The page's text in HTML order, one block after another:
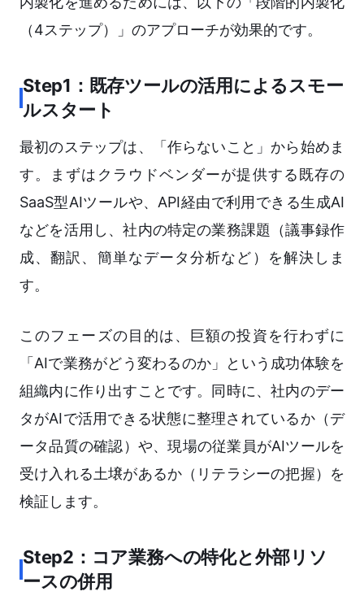
（4ステップ）」のアプローチが効果的です。
Step1：既存ツールの活用によるスモー
ルスタート
最初のステップは、「作らないこと」から始めま
す。まずはクラウドベンダーが提供する既存の
SaaS型AIツールや、API経由で利用できる生成AI
などを活用し、社内の特定の業務課題（議事録作
成、翻訳、簡単なデータ分析など）を解決しま
す。
このフェーズの目的は、巨額の投資を行わずに
「AIで業務がどう変わるのか」という成功体験を
組織内に作り出すことです。同時に、社内のデー
タがAIで活用できる状態に整理されているか（デ
ータ品質の確認）や、現場の従業員がAIツールを
受け入れる土壌があるか（リテラシーの把握）を
検証します。
Step2：コア業務への特化と外部リソ
ースの併用